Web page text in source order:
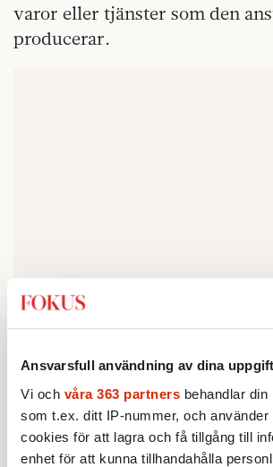
Ansvarsfull användning av dina
Vi och våra 363 partners behandlar din
som t.ex. ditt IP-nummer, och använder
cookies för att lagra och få tillgång till
enhet för att kunna tillhandahålla
varor eller tjänster som den
producerar.
Das Kapital
Das Kapital, med manus av Magnus